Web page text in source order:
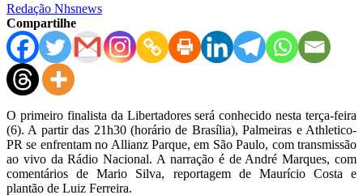
Redação Nhsnews
Compartilhe
O primeiro finalista da Libertadores será conhecido nesta terça-feira
(6). A partir das 21h30 (horário de Brasília), Palmeiras e Athletico-
PR se enfrentam no Allianz Parque, em São Paulo, com transmissão
ao vivo da Rádio Nacional. A narração é de André Marques, com
comentários de Mario Silva, reportagem de Maurício Costa e
plantão de Luiz Ferreira.